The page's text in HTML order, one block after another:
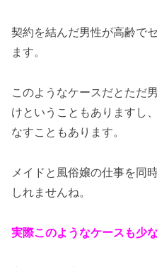
契約を結んだ男性が高齢で
ます。
このようなケースだとただ
けということもありますし
なすこともあります。
メイドと風俗嬢の仕事を同
しれませんね。
実際このようなケースも少